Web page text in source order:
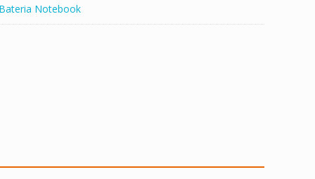
Bateria Notebook